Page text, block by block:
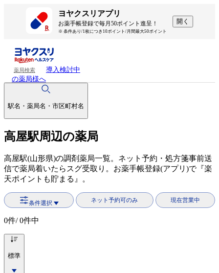
ヨヤクスリアプリ
お薬手帳登録で毎月50ポイント進呈！
※ 条件あり/1枚につき10ポイント/月間最大50ポイント
開く
薬局検索
導入検討中
の薬局様へ
駅名・薬局名・市区町村名
高屋駅周辺の薬局
高屋駅(山形県)の調剤薬局一覧。ネット予約・処方箋事前送
信で薬局着いたらスグ受取り。お薬手帳登録(アプリ)で『楽
天ポイントも貯まる』。
条件選択 ネット予約可のみ 現在営業中
0件/ 0件中
標準